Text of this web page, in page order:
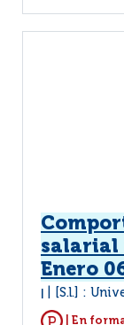
salarial
Enero
[S.l.] :
| En